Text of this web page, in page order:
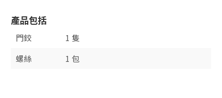
產品包括
門鉸
1 隻
螺絲
1 包